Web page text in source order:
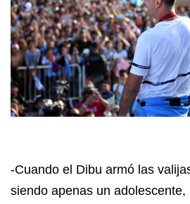
-Cuando el Dibu armó las
siendo apenas un